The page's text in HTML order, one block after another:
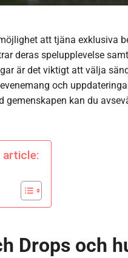
att tjäna exklusiva
deras spelupplevelse
är det viktigt att välja
och
gemenskapen kan du
article:
Drops och